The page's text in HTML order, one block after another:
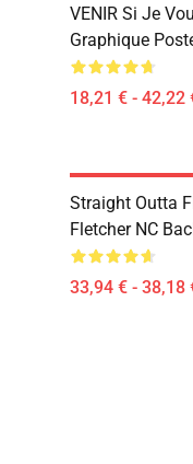
VENIR Si Je
Graphique
18,21 € - 42,22
Straight Outta
Fletcher NC
33,94 € - 38,18